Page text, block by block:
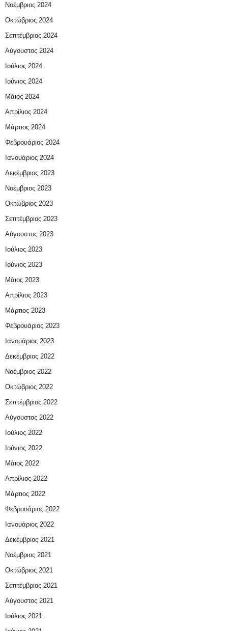
Νοέμβριος 2024
Οκτώβριος 2024
Σεπτέμβριος 2024
Αύγουστος 2024
Ιούλιος 2024
Ιούνιος 2024
Μάιος 2024
Απρίλιος 2024
Μάρτιος 2024
Φεβρουάριος 2024
Ιανουάριος 2024
Δεκέμβριος 2023
Νοέμβριος 2023
Οκτώβριος 2023
Σεπτέμβριος 2023
Αύγουστος 2023
Ιούλιος 2023
Ιούνιος 2023
Μάιος 2023
Απρίλιος 2023
Μάρτιος 2023
Φεβρουάριος 2023
Ιανουάριος 2023
Δεκέμβριος 2022
Νοέμβριος 2022
Οκτώβριος 2022
Σεπτέμβριος 2022
Αύγουστος 2022
Ιούλιος 2022
Ιούνιος 2022
Μάιος 2022
Απρίλιος 2022
Μάρτιος 2022
Φεβρουάριος 2022
Ιανουάριος 2022
Δεκέμβριος 2021
Νοέμβριος 2021
Οκτώβριος 2021
Σεπτέμβριος 2021
Αύγουστος 2021
Ιούλιος 2021